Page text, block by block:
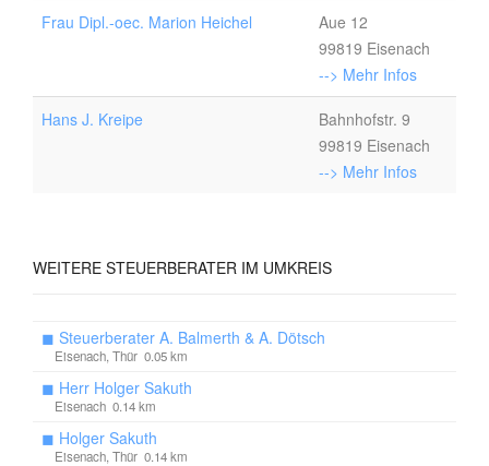
Frau Dipl.-oec. Marion Heichel
Aue 12
99819 Eisenach
--> Mehr Infos
Hans J. Kreipe
Bahnhofstr. 9
99819 Eisenach
--> Mehr Infos
WEITERE STEUERBERATER IM UMKREIS
◼ Steuerberater A. Balmerth & A. Dötsch
Eisenach, Thür 0.05 km
◼ Herr Holger Sakuth
Eisenach 0.14 km
◼ Holger Sakuth
Eisenach, Thür 0.14 km